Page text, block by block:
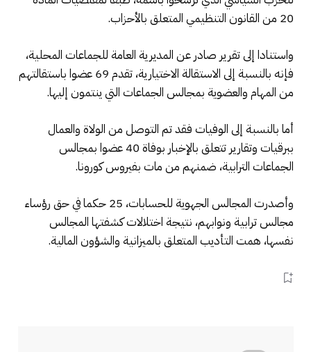
20 من القانون التنظيمي المتعلق بالأحزاب.
واستنادا إلى تقرير صادر عن المديرية العامة للجماعات المحلية،
فإنه بالنسبة إلى الاستقالة الاختيارية، تقدم 69 عضوا باستقالتهم
من المهام والعضوية بمجالس الجماعات التي ينتمون إليها.
أما بالنسبة إلى الوفيات فقد تم التوصل من الولاة والعمال
ببرقيات وتقارير تتعلق بالإخبار بوفاة 40 عضوا بمجالس
الجماعات الترابية، ضمنهم من مات بفيروس كورونا.
وأصدرت المجالس الجهوية للحسابات، 25 حكما في حق رؤساء
مجالس ترابية ونوابهم، نتيجة اختلالات كشفتها المجالس
نفسها، همت التأديب المتعلق بالميزانية والشؤون المالية.